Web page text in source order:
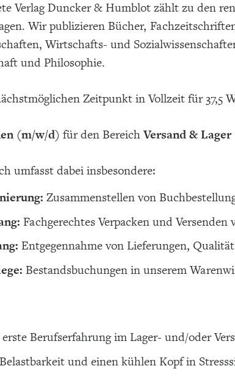
Verlag Duncker & Humblot zählt zu den
Wir publizieren Bücher,
Wirtschafts- und
und Philosophie.
Zeitpunkt in Vollzeit für 37,5
(m/w/d) für den BereichVersand & Lager
umfasst dabei insbesondere:
Zusammenstellen von
Fachgerechtes Verpacken und
Entgegennahme von Lieferungen,
Bestandsbuchungen in unserem
Berufserfahrung im Lager- und/oder
und einen kühlen Kopf in